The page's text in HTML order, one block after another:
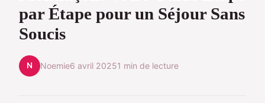
par Étape pour un Séjour Sans
Soucis
N Noemie6 avril 20251 min de lecture